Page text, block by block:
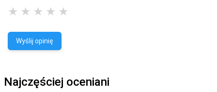
Wyślij opinię
Najczęściej oceniani